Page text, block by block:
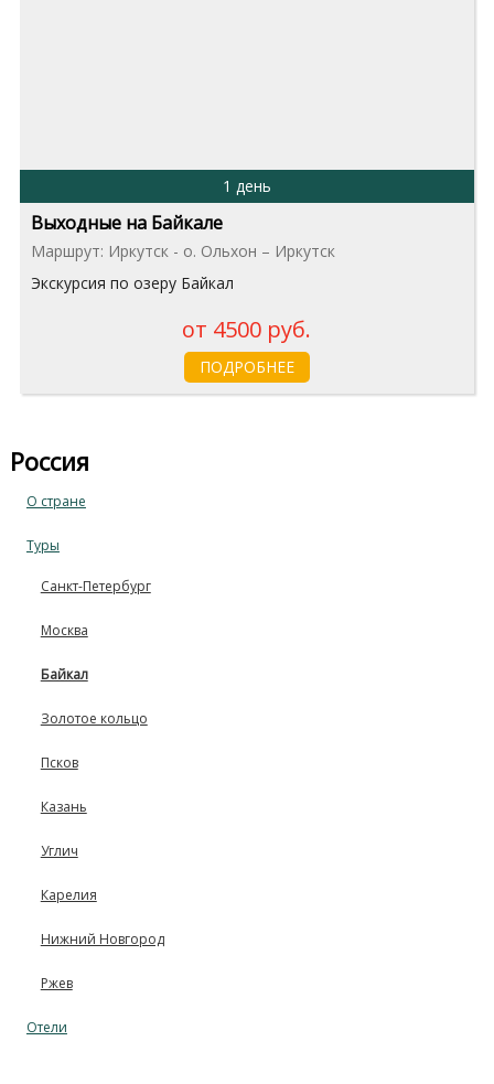
1 день
Выходные на Байкале
Маршрут: Иркутск - о. Ольхон – Иркутск
Экскурсия по озеру Байкал
от 4500 руб.
ПОДРОБНЕЕ
Россия
О стране
Туры
Санкт-Петербург
Москва
Байкал
Золотое кольцо
Псков
Казань
Углич
Карелия
Нижний Новгород
Ржев
Отели